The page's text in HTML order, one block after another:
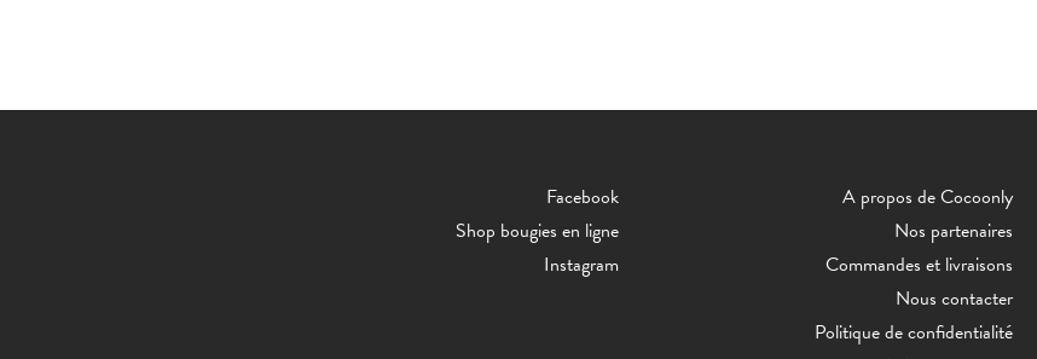
Facebook
Shop bougies en ligne
Instagram
A propos de Cocoonly
Nos partenaires
Commandes et livraisons
Nous contacter
Politique de confidentialité